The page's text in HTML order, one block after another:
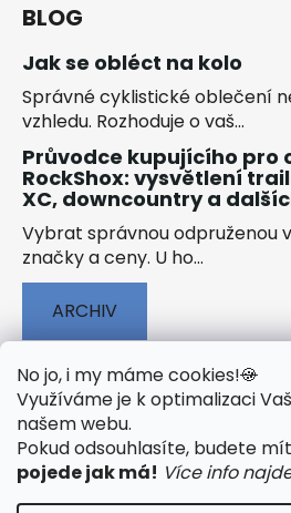
No jo, i my máme cookies!🍪
Využíváme je k optimalizaci
našem webu.
Pokud odsouhlasíte, budete
pojede jak má! Více info
BLOG
Jak se obléct na kolo
Správné cyklistické oblečení
vzhledu. Rozhoduje o vaš...
Průvodce kupujícího pro
RockShox: vysvětlení
XC, downcountry a
Vybrat správnou odpruženou
značky a ceny. U ho...
ARCHIV
🟢 TECHNOLOGIE
🟢 O
🟢 NÁVODY KE